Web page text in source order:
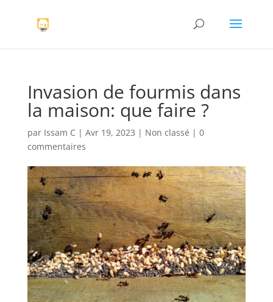
Invasion de fourmis dans
la maison: que faire ?
par Issam C | Avr 19, 2023 | Non classé | 0
commentaires